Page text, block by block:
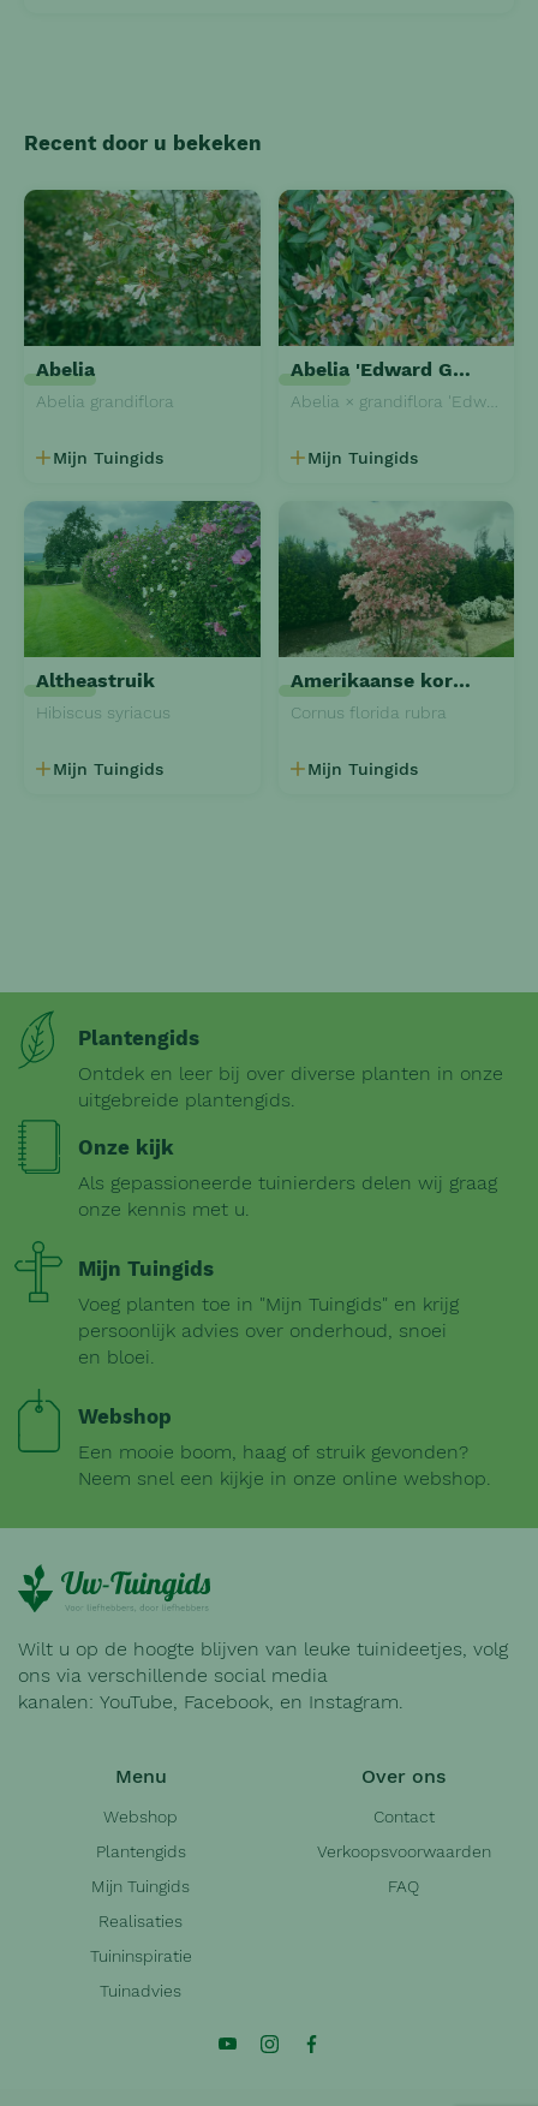
Recent door u bekeken
Abelia
Abelia grandiflora
Mijn Tuingids
Abelia 'Edward Goucher'
Abelia × grandiflora 'Edward Goucher'
Mijn Tuingids
Altheastruik
Hibiscus syriacus
Mijn Tuingids
Amerikaanse kornoelje
Cornus florida rubra
Mijn Tuingids
Plantengids
Ontdek en leer bij over diverse planten in onze
uitgebreide plantengids.
Onze kijk
Als gepassioneerde tuinierders delen wij graag
onze kennis met u.
Mijn Tuingids
Voeg planten toe in "Mijn Tuingids" en krijg
persoonlijk advies over onderhoud, snoei
en bloei.
Webshop
Een mooie boom, haag of struik gevonden?
Neem snel een kijkje in onze online webshop.
Wilt u op de hoogte blijven van leuke tuinideetjes, volg
ons via verschillende social media
kanalen: YouTube, Facebook, en Instagram.
Menu
Webshop
Plantengids
Mijn Tuingids
Realisaties
Tuininspiratie
Tuinadvies
Over ons
Contact
Verkoopsvoorwaarden
FAQ